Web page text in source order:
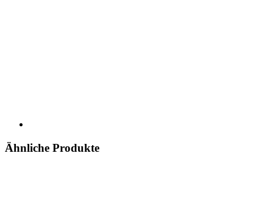
Ähnliche Produkte